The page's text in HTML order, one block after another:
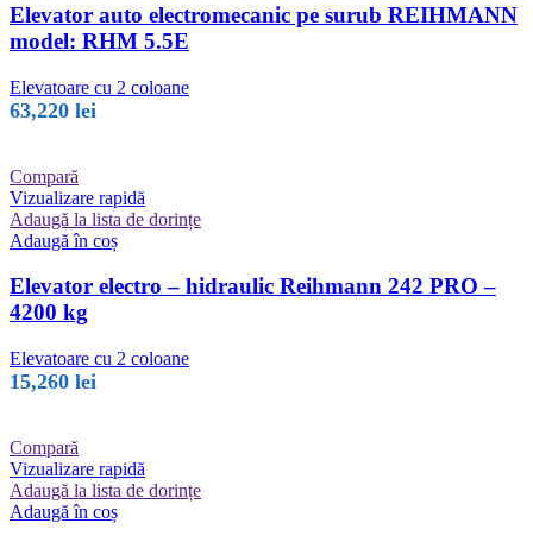
Elevator auto electromecanic pe surub REIHMANN
model: RHM 5.5E
Elevatoare cu 2 coloane
63,220 lei
Compară
Vizualizare rapidă
Adaugă la lista de dorințe
Adaugă în coș
Elevator electro – hidraulic Reihmann 242 PRO –
4200 kg
Elevatoare cu 2 coloane
15,260 lei
Compară
Vizualizare rapidă
Adaugă la lista de dorințe
Adaugă în coș